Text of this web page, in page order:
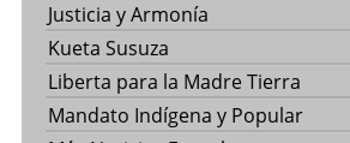
Justicia y Armonía
Kueta Susuza
Liberta para la Madre Tierra
Mandato Indígena y Popular